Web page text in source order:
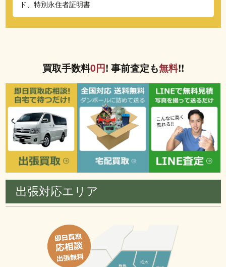
ド、特別永住者証明書
買取手数料0円! 事前査定も無料!!
出張対応エリア